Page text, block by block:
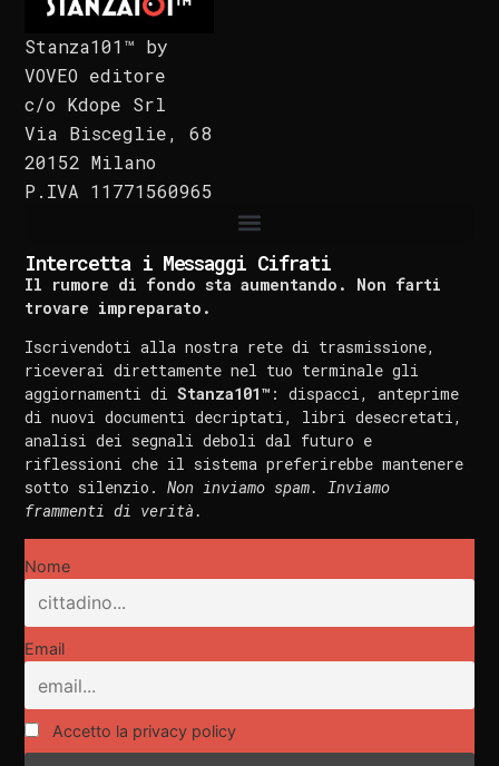
Stanza101™ by
VOVEO editore
c/o Kdope Srl
Via Bisceglie, 68
20152 Milano
P.IVA 11771560965
Intercetta i Messaggi Cifrati
Il rumore di fondo sta aumentando. Non farti
trovare impreparato.
Iscrivendoti alla nostra rete di trasmissione,
riceverai direttamente nel tuo terminale gli
aggiornamenti diStanza101™ : dispacci, anteprime
di nuovi documenti decriptati, libri desecretati,
analisi dei segnali deboli dal futuro e
riflessioni che il sistema preferirebbe mantenere
sotto silenzio.Non inviamo spam. Inviamo
frammenti di verità.
Nome
Email
Accetto la privacy policy